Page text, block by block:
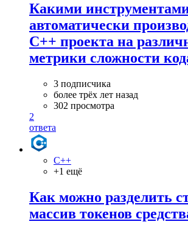
Какими
автоматически
C++ проекта на
метрики сложности
3 подписчика
более трёх лет назад
302 просмотра
2
ответа
C++
+1 ещё
Как можно разделить
массив токенов